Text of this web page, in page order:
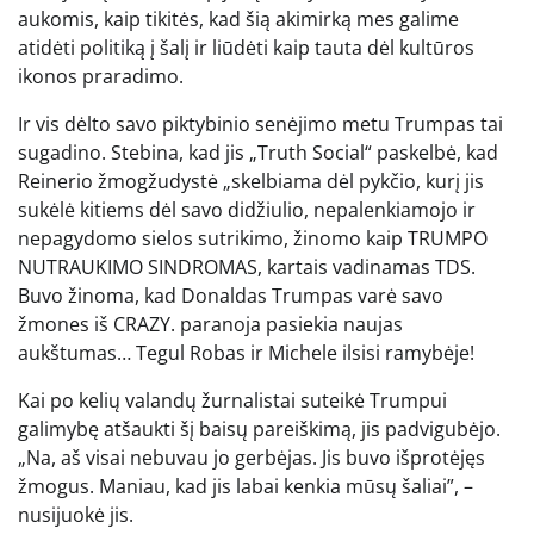
aukomis, kaip tikitės, kad šią akimirką mes galime
atidėti politiką į šalį ir liūdėti kaip tauta dėl kultūros
ikonos praradimo.
Ir vis dėlto savo piktybinio senėjimo metu Trumpas tai
sugadino. Stebina, kad jis „Truth Social“ paskelbė, kad
Reinerio žmogžudystė „skelbiama dėl pykčio, kurį jis
sukėlė kitiems dėl savo didžiulio, nepalenkiamojo ir
nepagydomo sielos sutrikimo, žinomo kaip TRUMPO
NUTRAUKIMO SINDROMAS, kartais vadinamas TDS.
Buvo žinoma, kad Donaldas Trumpas varė savo
žmones iš CRAZY. paranoja pasiekia naujas
aukštumas… Tegul Robas ir Michele ilsisi ramybėje!
Kai po kelių valandų žurnalistai suteikė Trumpui
galimybę atšaukti šį baisų pareiškimą, jis padvigubėjo.
„Na, aš visai nebuvau jo gerbėjas. Jis buvo išprotėjęs
žmogus. Maniau, kad jis labai kenkia mūsų šaliai”, –
nusijuokė jis.